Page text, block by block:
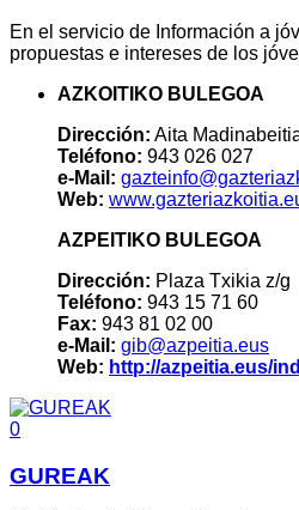
En el servicio de Información a
propuestas e intereses de los
AZKOITIKO BULEGOA
Dirección: Aita
Teléfono: 943 026 027
e-Mail:
Web:
AZPEITIKO BULEGOA
Dirección: Plaza Txikia z/g
Teléfono: 943 15 71 60
Fax: 943 81 02 00
e-Mail: gib@azpeitia.eus
Web: http://azpeitia.eus/
0
GUREAK